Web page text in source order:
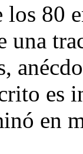
los 80
una
es
en